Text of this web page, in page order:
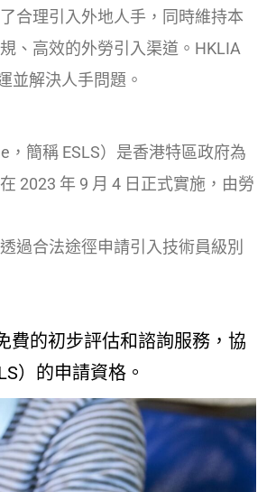
合理引入外地人手，同時維持本
、高效的外勞引入渠道。HKLIA
並解決人手問題。
簡稱 ESLS）是香港特區政府為
2023 年 9 月 4 日正式實施，由勞
過合法途徑申請引入技術員級別
費的初步評估和諮詢服務，協
）的申請資格。